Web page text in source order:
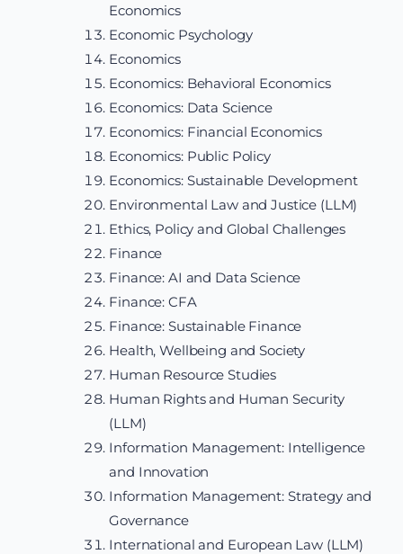
Economics
Economic Psychology
Economics
Economics: Behavioral Economics
Economics: Data Science
Economics: Financial Economics
Economics: Public Policy
Economics: Sustainable Development
Environmental Law and Justice (LLM)
Ethics, Policy and Global Challenges
Finance
Finance: AI and Data Science
Finance: CFA
Finance: Sustainable Finance
Health, Wellbeing and Society
Human Resource Studies
Human Rights and Human Security
(LLM)
Information Management: Intelligence
and Innovation
Information Management: Strategy and
Governance
International and European Law (LLM)